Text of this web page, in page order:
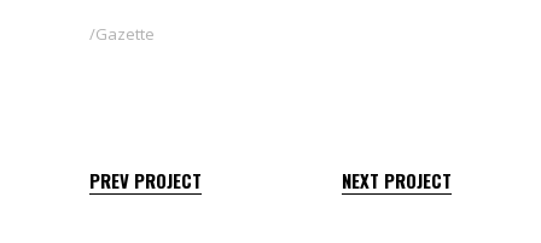
Gazette
PREV PROJECT NEXT PROJECT